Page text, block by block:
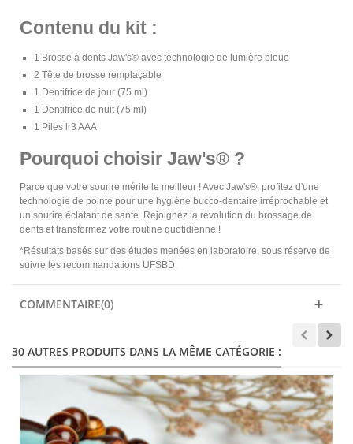
Contenu du kit :
1 Brosse à dents Jaw's® avec technologie de lumière bleue
2 Tête de brosse remplaçable
1 Dentifrice de jour (75 ml)
1 Dentifrice de nuit (75 ml)
1 Piles lr3 AAA
Pourquoi choisir Jaw's® ?
Parce que votre sourire mérite le meilleur ! Avec Jaw's®, profitez d'une
technologie de pointe pour une hygiène bucco-dentaire irréprochable et
un sourire éclatant de santé. Rejoignez la révolution du brossage de
dents et transformez votre routine quotidienne !
*Résultats basés sur des études menées en laboratoire, sous réserve de
suivre les recommandations UFSBD.
COMMENTAIRE(0)
30 AUTRES PRODUITS DANS LA MÊME CATÉGORIE :